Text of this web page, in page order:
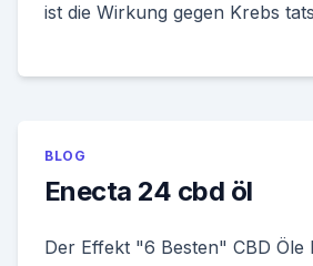
ist die Wirkung gegen Krebs
BLOG
Enecta 24 cbd öl
Der Effekt "6 Besten" CBD Öle